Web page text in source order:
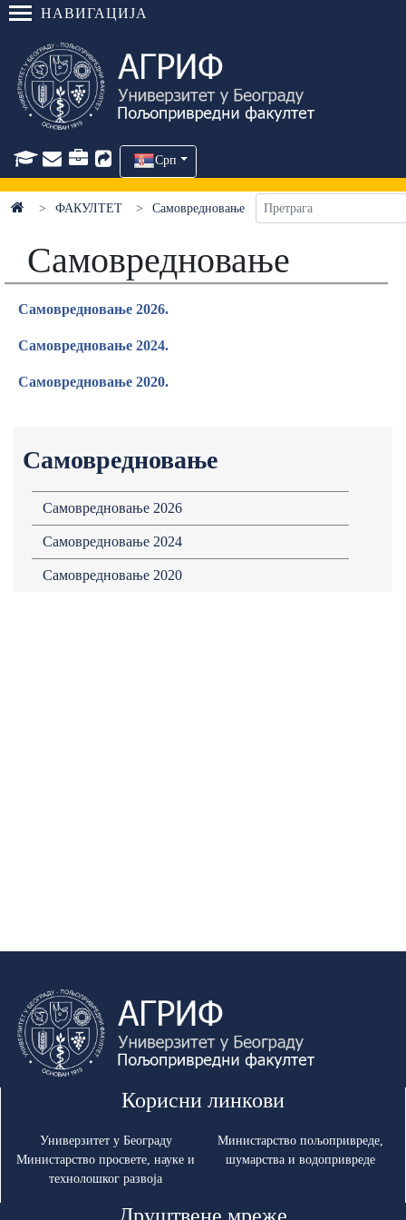
НАВИГАЦИЈА
Срп
ФАКУЛТЕТ Самовредновање
Самовредновање
Сaмовредновaње 2026
Сaмовредновaње 2024
Сaмовредновaње 2020
Самовредновање
Самовредновање 2026.
Самовредновање 2024.
Самовредновање 2020.
Корисни линкови
Универзитет у Београду
Министарство просвете, науке и
технолошког развоја
Министарство пољопривреде,
шумарства и водопривреде